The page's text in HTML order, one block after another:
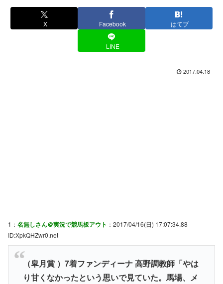
X Facebook はてブ
LINE
2017.04.18
1： 名無しさん＠実況で競馬板アウト ：2017/04/16(日) 17:07:34.88
ID:XpkQHZwr0.net
（皐月賞 ）7着ファンディーナ 高野調教師「やは
り甘くなかったという思いで見ていた。馬場、メ